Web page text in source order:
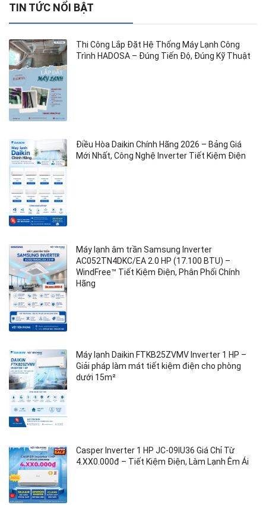
TIN TỨC NỔI BẬT
Thi Công Lắp Đặt Hệ Thống Máy Lạnh Công
Trình HADOSA – Đúng Tiến Độ, Đúng Kỹ Thuật
Điều Hòa Daikin Chính Hãng 2026 – Bảng Giá
Mới Nhất, Công Nghệ Inverter Tiết Kiệm Điện
Máy lạnh âm trần Samsung Inverter
AC052TN4DKC/EA 2.0 HP (17.100 BTU) –
WindFree™ Tiết Kiệm Điện, Phân Phối Chính
Hãng
Máy lạnh Daikin FTKB25ZVMV Inverter 1 HP –
Giải pháp làm mát tiết kiệm điện cho phòng
dưới 15m²
Casper Inverter 1 HP JC-09IU36 Giá Chỉ Từ
4.XX0.000đ – Tiết Kiệm Điện, Làm Lạnh Êm Ái